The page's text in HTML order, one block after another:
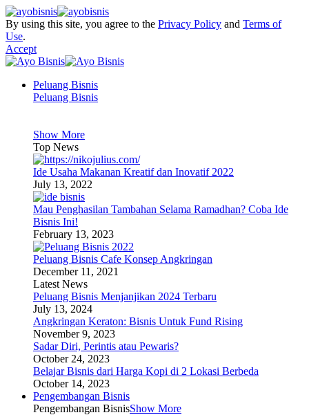
By using this site, you agree to the Privacy Policy and Terms of
Use.
Accept
Peluang Bisnis
Peluang Bisnis
Show More
Top News
Ide Usaha Makanan Kreatif dan Inovatif 2022
July 13, 2022
Mau Penghasilan Tambahan Selama Ramadhan? Coba Ide
Bisnis Ini!
February 13, 2023
Peluang Bisnis Cafe Konsep Angkringan
December 11, 2021
Latest News
Peluang Bisnis Menjanjikan 2024 Terbaru
July 13, 2024
Angkringan Keraton: Bisnis Untuk Fund Rising
November 9, 2023
Sadar Diri, Perintis atau Pewaris?
October 24, 2023
Belajar Bisnis dari Harga Kopi di 2 Lokasi Berbeda
October 14, 2023
Pengembangan Bisnis
Pengembangan BisnisShow More